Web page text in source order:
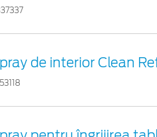
de interior Clean